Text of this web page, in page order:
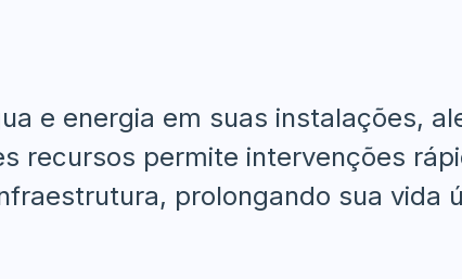
e energia em suas instalações,
recursos permite intervenções
prolongando sua vida